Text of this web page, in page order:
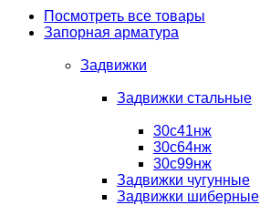
Посмотреть все товары
Запорная арматура
Задвижки
Задвижки стальные
30с41нж
30с64нж
30с99нж
Задвижки чугунные
Задвижки шиберные